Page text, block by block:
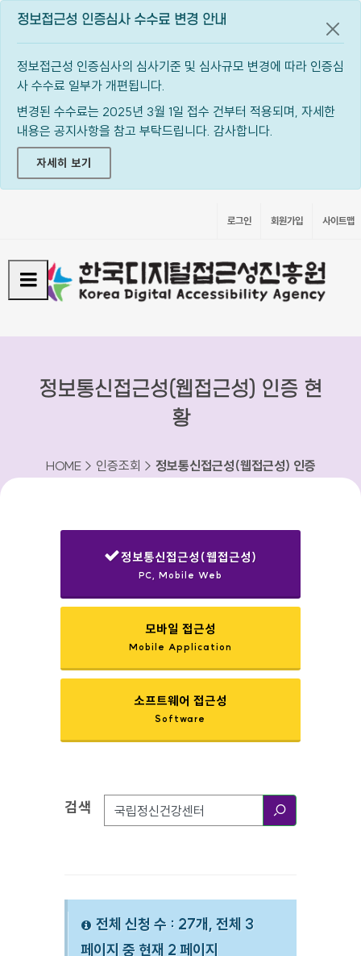
정보접근성 인증심사 수수료 변경 안내
정보접근성 인증심사의 심사기준 및 심사규모 변경에 따라 인증심
사 수수료 일부가 개편됩니다.
변경된 수수료는 2025년 3월 1일 접수 건부터 적용되며, 자세한
내용은 공지사항을 참고 부탁드립니다. 감사합니다.
자세히 보기
공지
로그인 회원가입 사이트맵
정보통신접근성(웹접근성) 인증 현
황
HOME > 인증조회 > 정보통신접근성(웹접근성) 인증
정보통신접근성(웹접근성)
PC, Mobile Web
모바일 접근성
Mobile Application
소프트웨어 접근성
Software
검색옵션
검색
전체 신청 수 : 27개, 전체 3
페이지 중 현재 2 페이지